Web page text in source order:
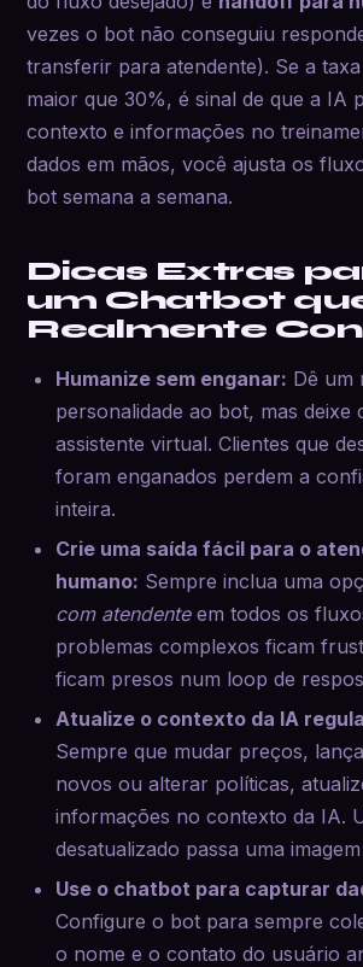
vezes o bot não conseguiu
transferir para atendente). Se a
maior que 30%, é sinal de que a IA
contexto e informações no
dados em mãos, você ajusta os
bot semana a semana.
Dicas Extras
um Chatbot
Realmente
Humanize sem enganar: Dê um
personalidade ao bot, mas deixe
assistente virtual. Clientes que
foram enganados perdem a
inteira.
Crie uma saída fácil para o
humano: Sempre inclua uma
com atendenteem todos os
problemas complexos ficam
ficam presos num loop de
Atualize o contexto da IA
Sempre que mudar preços,
novos ou alterar políticas,
informações no contexto da IA.
desatualizado passa uma
Use o chatbot para capturar
Configure o bot para sempre
o nome e o contato do usuário